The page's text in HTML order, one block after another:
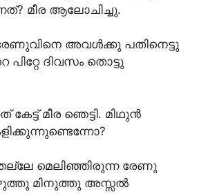
മീര ആലോചിച്ചു.
അവൾക്കു പതിനെട്ടു
ദിവസം തൊട്ടു
മീര ഞെട്ടി. മിഥുൻ
മെലിഞ്ഞിരുന്ന രേണു
മിനുത്തു അസ്സൽ